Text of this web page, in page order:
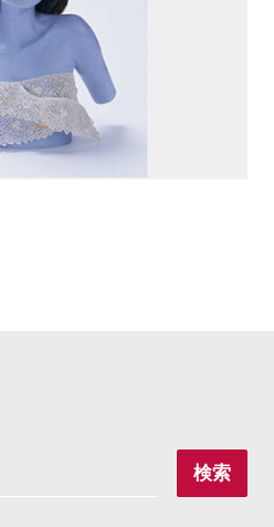
検索